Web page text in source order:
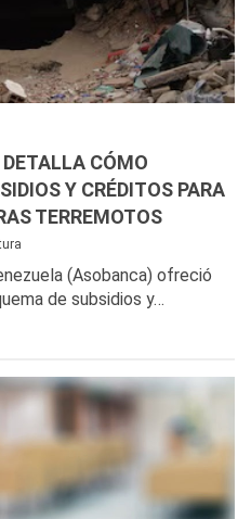
CÓMO
Y CRÉDITOS PARA
TERREMOTOS
(Asobanca) ofreció
de subsidios y…